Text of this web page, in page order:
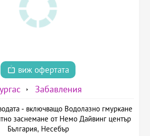
виж офертата
Забавления
- включващо Водолазно гмуркане
заснемане от Немо Дайвинг център
България, Несебър